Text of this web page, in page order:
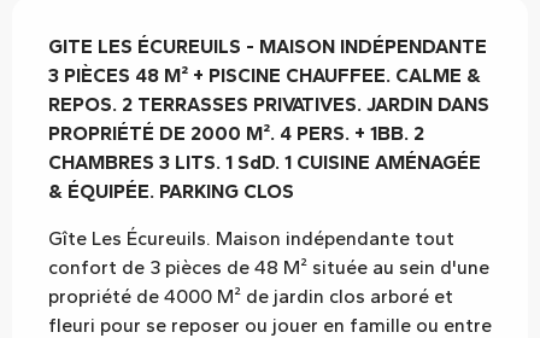
GITE LES ÉCUREUILS - MAISON INDÉPENDANTE
3 PIÈCES 48 M² + PISCINE CHAUFFEE. CALME &
REPOS. 2 TERRASSES PRIVATIVES. JARDIN DANS
PROPRIÉTÉ DE 2000 M². 4 PERS. + 1BB. 2
CHAMBRES 3 LITS. 1 SdD. 1 CUISINE AMÉNAGÉE
& ÉQUIPÉE. PARKING CLOS
Gîte Les Écureuils. Maison indépendante tout
confort de 3 pièces de 48 M² située au sein d'une
propriété de 4000 M² de jardin clos arboré et
fleuri pour se reposer ou jouer en famille ou entre